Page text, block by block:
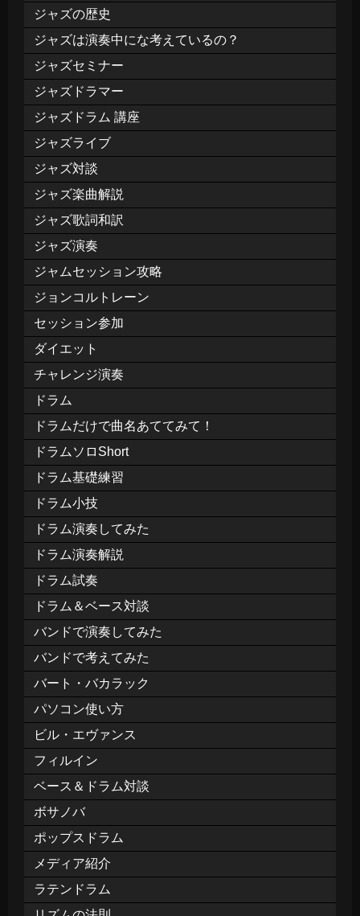
ジャズの歴史
ジャズは演奏中にな考えているの？
ジャズセミナー
ジャズドラマー
ジャズドラム 講座
ジャズライブ
ジャズ対談
ジャズ楽曲解説
ジャズ歌詞和訳
ジャズ演奏
ジャムセッション攻略
ジョンコルトレーン
セッション参加
ダイエット
チャレンジ演奏
ドラム
ドラムだけで曲名あててみて！
ドラムソロShort
ドラム基礎練習
ドラム小技
ドラム演奏してみた
ドラム演奏解説
ドラム試奏
ドラム＆ベース対談
バンドで演奏してみた
バンドで考えてみた
バート・バカラック
パソコン使い方
ビル・エヴァンス
フィルイン
ベース＆ドラム対談
ボサノバ
ポップスドラム
メディア紹介
ラテンドラム